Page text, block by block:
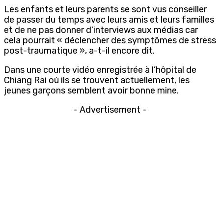
Les enfants et leurs parents se sont vus conseiller
de passer du temps avec leurs amis et leurs familles
et de ne pas donner d’interviews aux médias car
cela pourrait « déclencher des symptômes de stress
post-traumatique », a-t-il encore dit.
Dans une courte vidéo enregistrée à l’hôpital de
Chiang Rai où ils se trouvent actuellement, les
jeunes garçons semblent avoir bonne mine.
- Advertisement -